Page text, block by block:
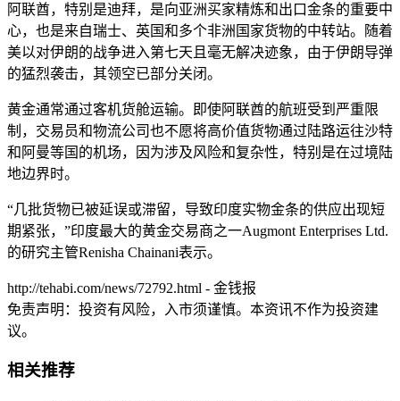
阿联酋，特别是迪拜，是向亚洲买家精炼和出口金条的重要中
心，也是来自瑞士、英国和多个非洲国家货物的中转站。随着
美以对伊朗的战争进入第七天且毫无解决迹象，由于伊朗导弹
的猛烈袭击，其领空已部分关闭。
黄金通常通过客机货舱运输。即使阿联酋的航班受到严重限
制，交易员和物流公司也不愿将高价值货物通过陆路运往沙特
和阿曼等国的机场，因为涉及风险和复杂性，特别是在过境陆
地边界时。
“几批货物已被延误或滞留，导致印度实物金条的供应出现短
期紧张，”印度最大的黄金交易商之一Augmont Enterprises Ltd.
的研究主管Renisha Chainani表示。
http://tehabi.com/news/72792.html - 金钱报
免责声明：投资有风险，入市须谨慎。本资讯不作为投资建
议。
相关推荐